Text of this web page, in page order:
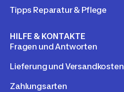
Tipps Reparatur & Pflege
HILFE & KONTAKTE
Fragen und Antworten
Lieferung und Versandkosten
Zahlungsarten